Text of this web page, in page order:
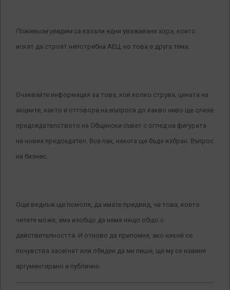
Поживьом увидим са казали едни уважавани хора, които
искат да строят непотребна АЕЦ, но това е друга тема.
Очаквайте информация за това, кой колко струва, цената на
акциите, както и отговора на въпроса до какво ниво ще слезе
председателството на Общински съвет с оглед на фигурата
на новия председател. Все пак, някога ще бъде избран. Въпрос
на бизнес.
Още веднъж ще помоля, да имате предвид, че това, което
четете може, ама изобщо да няма нищо общо с
действителността. И отново да припомня, ако някой се
почувства засегнат или обиден да ми пише, ще му се извиня
аргументирано и публично.